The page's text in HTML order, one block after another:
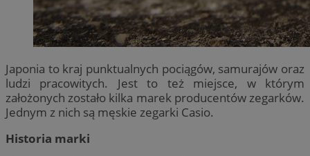
Japonia to kraj punktualnych pociągów, samurajów oraz
ludzi pracowitych. Jest to też miejsce, w którym
założonych zostało kilka marek producentów zegarków.
Jednym z nich są męskie zegarki Casio.
Historia marki